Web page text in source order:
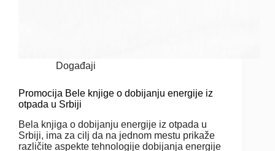
Događaji
Promocija Bele knjige o dobijanju energije iz
otpada u Srbiji
Bela knjiga o dobijanju energije iz otpada u
Srbiji, ima za cilj da na jednom mestu prikaže
različite aspekte tehnologije dobijanja energije